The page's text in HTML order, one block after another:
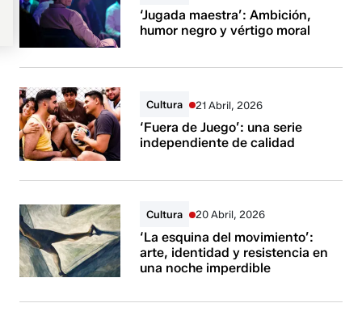
‘Jugada maestra’: Ambición,
humor negro y vértigo moral
Cultura 21 Abril, 2026
‘Fuera de Juego’: una serie
independiente de calidad
Cultura 20 Abril, 2026
‘La esquina del movimiento’:
arte, identidad y resistencia en
una noche imperdible